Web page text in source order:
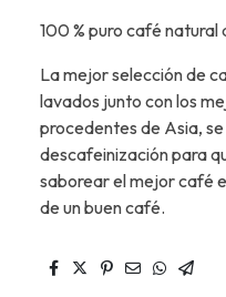
100 % puro café
La mejor selección de
lavados junto con los
procedentes de Asia,
descafeinización para
saborear el mejor café
de un buen café.